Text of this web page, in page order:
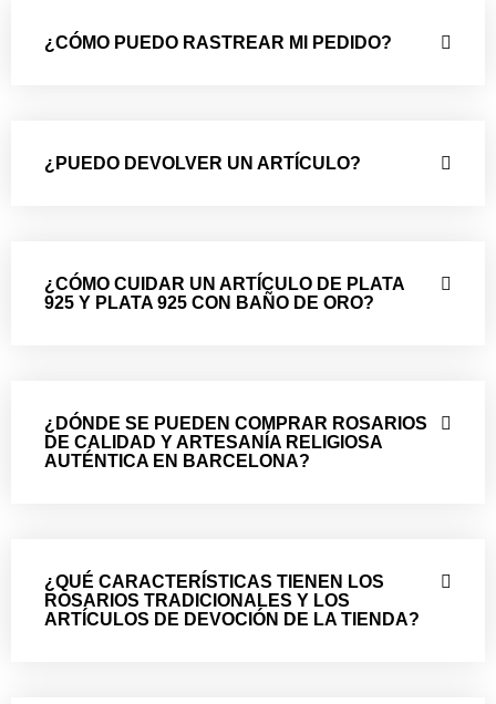
¿CÓMO PUEDO RASTREAR MI PEDIDO?
¿PUEDO DEVOLVER UN ARTÍCULO?
¿CÓMO CUIDAR UN ARTÍCULO DE PLATA
925 Y PLATA 925 CON BAÑO DE ORO?
¿DÓNDE SE PUEDEN COMPRAR ROSARIOS
DE CALIDAD Y ARTESANÍA RELIGIOSA
AUTÉNTICA EN BARCELONA?
¿QUÉ CARACTERÍSTICAS TIENEN LOS
ROSARIOS TRADICIONALES Y LOS
ARTÍCULOS DE DEVOCIÓN DE LA TIENDA?